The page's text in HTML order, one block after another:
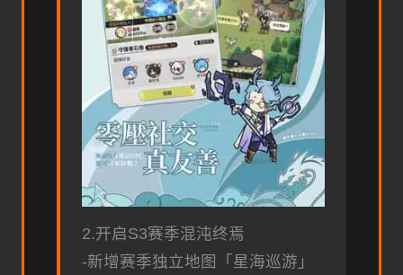
2.开启S3赛季混沌终焉
-新增赛季独立地图「星海巡游」